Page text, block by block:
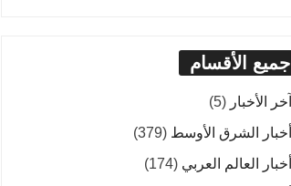
جميع الأقسام
آخر الأخبار (5)
أخبار الشرق الأوسط (379)
أخبار العالم العربي (174)